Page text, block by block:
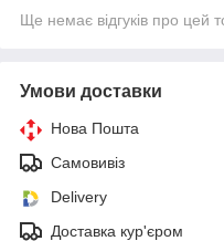
Ще немає відгуків про цей
Умови доставки
Нова Пошта
Самовивіз
Delivery
Доставка кур'єром